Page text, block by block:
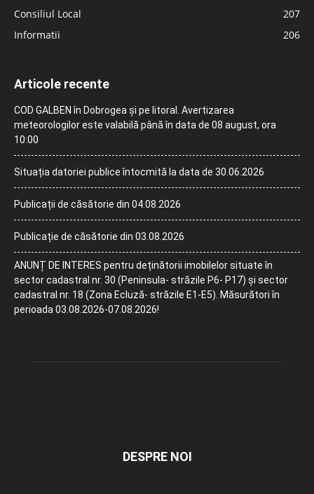
Consiliul Local
207
Informatii
206
Articole recente
COD GALBEN în Dobrogea și pe litoral. Avertizarea
meteorologilor este valabilă până în data de 08 august, ora
10:00
Situația datoriei publice întocmită la data de 30.06.2026
Publicații de căsătorie din 04.08.2026
Publicație de căsătorie din 03.08.2026
ANUNȚ DE INTERES pentru deținătorii imobilelor situate în
sector cadastral nr. 30 (Peninsula- străzile P6- P17) și sector
cadastral nr. 18 (Zona Ecluză- străzile E1-E5). Măsurători în
perioada 03.08.2026-07.08.2026!
DESPRE NOI